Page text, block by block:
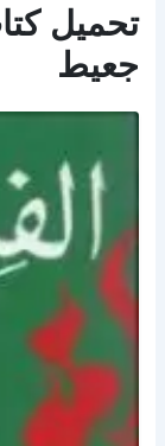
جعيط